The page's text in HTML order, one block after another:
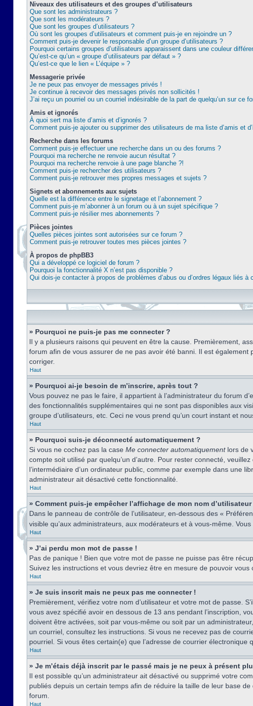
Niveaux des utilisateurs et des groupes d’utilisateurs
Que sont les administrateurs ?
Que sont les modérateurs ?
Que sont les groupes d’utilisateurs ?
Où sont les groupes d’utilisateurs et comment puis-je en rejoindre un ?
Comment puis-je devenir le responsable d’un groupe d’utilisateurs ?
Pourquoi certains groupes d’utilisateurs apparaissent dans une couleur
Qu’est-ce qu’un « groupe d’utilisateurs par défaut » ?
Qu’est-ce que le lien « L’équipe » ?
Messagerie privée
Je ne peux pas envoyer de messages privés !
Je continue à recevoir des messages privés non sollicités !
J’ai reçu un pourriel ou un courriel indésirable de la part de quelqu’un sur ce
Amis et ignorés
À quoi sert ma liste d’amis et d’ignorés ?
Comment puis-je ajouter ou supprimer des utilisateurs de ma liste d’amis et
Recherche dans les forums
Comment puis-je effectuer une recherche dans un ou des forums ?
Pourquoi ma recherche ne renvoie aucun résultat ?
Pourquoi ma recherche renvoie à une page blanche ?!
Comment puis-je rechercher des utilisateurs ?
Comment puis-je retrouver mes propres messages et sujets ?
Signets et abonnements aux sujets
Quelle est la différence entre le signetage et l’abonnement ?
Comment puis-je m’abonner à un forum ou à un sujet spécifique ?
Comment puis-je résilier mes abonnements ?
Pièces jointes
Quelles pièces jointes sont autorisées sur ce forum ?
Comment puis-je retrouver toutes mes pièces jointes ?
À propos de phpBB3
Qui a développé ce logiciel de forum ?
Pourquoi la fonctionnalité X n’est pas disponible ?
Qui dois-je contacter à propos de problèmes d’abus ou d’ordres légaux liés à
» Pourquoi ne puis-je pas me connecter ?
Il y a plusieurs raisons qui peuvent en être la cause. Premièrement,
forum afin de vous assurer de ne pas avoir été banni. Il est
corriger.
Haut
» Pourquoi ai-je besoin de m’inscrire, après tout ?
Vous pouvez ne pas le faire, il appartient à l’administrateur du forum
des fonctionnalités supplémentaires qui ne sont pas disponibles aux
groupe d’utilisateurs, etc. Ceci ne vous prend qu’un court instant et
Haut
» Pourquoi suis-je déconnecté automatiquement ?
Si vous ne cochez pas la case Me connecter automatiquementlors de
compte soit utilisé par quelqu’un d’autre. Pour rester connecté,
l’intermédiaire d’un ordinateur public, comme par exemple dans une
administrateur ait désactivé cette fonctionnalité.
Haut
» Comment puis-je empêcher l’affichage de mon nom
Dans le panneau de contrôle de l’utilisateur, en-dessous des «
visible qu’aux administrateurs, aux modérateurs et à vous-même.
Haut
» J’ai perdu mon mot de passe !
Pas de panique ! Bien que votre mot de passe ne puisse pas être
Suivez les instructions et vous devriez être en mesure de pouvoir
Haut
» Je suis inscrit mais ne peux pas me connecter !
Premièrement, vérifiez votre nom d’utilisateur et votre mot de passe.
vous avez spécifié avoir en dessous de 13 ans pendant l’inscription,
doivent être activées, soit par vous-même ou soit par un
un courriel, consultez les instructions. Si vous ne recevez pas de
pourriel. Si vous êtes certain(e) que l’adresse de courrier
Haut
» Je m’étais déjà inscrit par le passé mais je ne peux à présent
Il est possible qu’un administrateur ait désactivé ou supprimé votre
publiés depuis un certain temps afin de réduire la taille de leur base
forum.
Haut